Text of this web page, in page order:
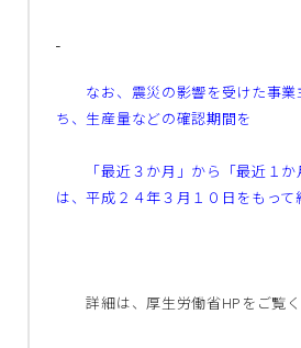
なお、震災の影響を受けた事業
ち、生産量などの確認期間を
「最近３か月」から「最近１か
は、平成２４年３月１０日をもって
詳細は、厚生労働省HPをご覧く